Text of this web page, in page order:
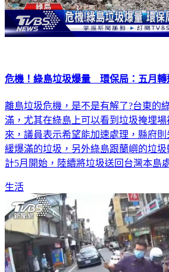
危機！綠島垃圾爆量 環保局：五月轉
離島垃圾危機，是不是有解了?台東的
滿，尤其在綠島上可以看到垃圾掩埋
來，議員表示希望能加速處理，縣府
緩爆滿的垃圾，另外綠島跟蘭嶼的垃
計5月開始，陸續將垃圾送回台灣本島
生活